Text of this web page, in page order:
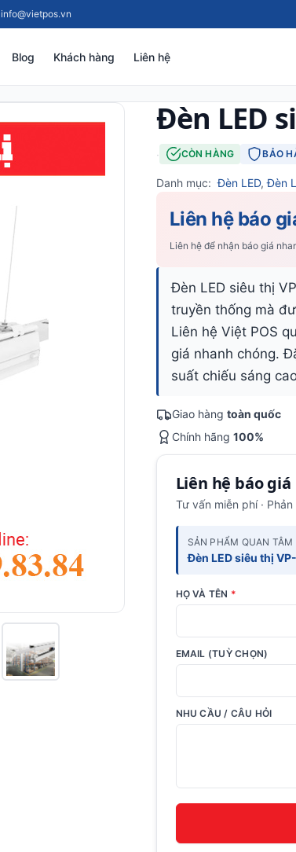
info@vietpos.vn
Blog Khách hàng Liên hệ
Đèn LED
· CÒN HÀNG BẢO
Danh mục:Đèn LED,Đèn
Liên hệ báo
Liên hệ để nhận báo giá
Đèn LED siêu thị
truyền thống mà
Liên hệ Việt POS
giá nhanh chóng.
suất chiếu sáng
Giao hàng toàn quốc
Chính hãng 100%
Liên hệ báo giá
Tư vấn miễn phí ·
SẢN PHẨM QUAN TÂM
Đèn LED siêu thị
HỌ VÀ TÊN *
EMAIL (TUỲ CHỌN)
NHU CẦU / CÂU HỎI